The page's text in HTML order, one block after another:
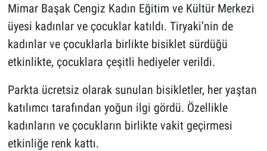
Mimar Başak Cengiz Kadın Eğitim ve Kültür Merkezi
üyesi kadınlar ve çocuklar katıldı. Tiryaki’nin de
kadınlar ve çocuklarla birlikte bisiklet sürdüğü
etkinlikte, çocuklara çeşitli hediyeler verildi.
Parkta ücretsiz olarak sunulan bisikletler, her yaştan
katılımcı tarafından yoğun ilgi gördü. Özellikle
kadınların ve çocukların birlikte vakit geçirmesi
etkinliğe renk kattı.